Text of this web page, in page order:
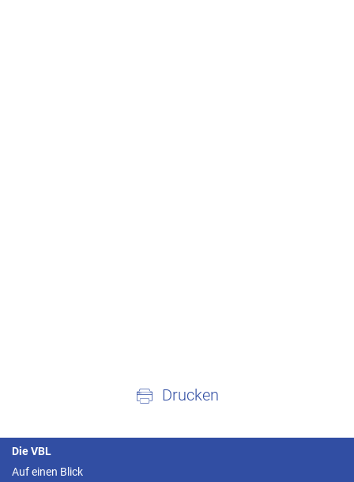
Drucken
Die VBL
Auf einen Blick